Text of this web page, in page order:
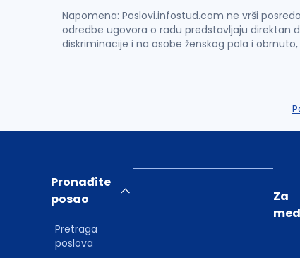
Napomena: Poslovi.infostud.com ne vrši
odredbe ugovora o radu predstavljaju direktan
diskriminacije i na osobe ženskog pola i
Pronađite
posao
Pretraga
poslova
Za